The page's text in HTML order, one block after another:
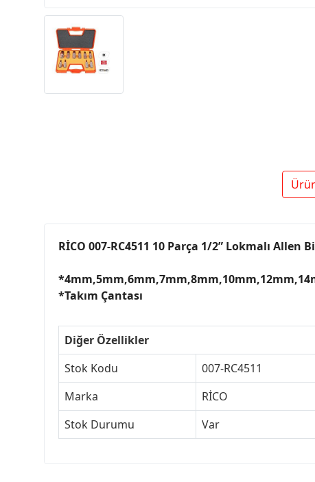
RİCO 007-RC4511 10 Parça 1/2” Lokmalı Allen
*Takım Çantası
Diğer Özellikler
Stok Kodu
007-RC4511
Marka
RİCO
Stok Durumu
Var